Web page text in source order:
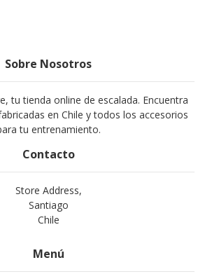
Sobre Nosotros
tu tienda online de escalada. Encuentra
en Chile y todos los accesorios
tu entrenamiento.
Contacto
Store Address,
Santiago
Chile
Menú